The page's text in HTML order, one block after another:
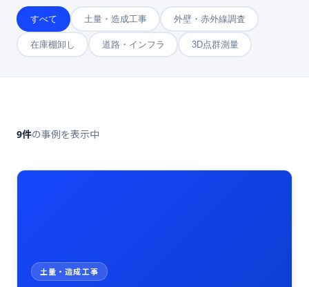
すべて 土量・造成工事 外壁・赤外線調査
在庫棚卸し 道路・インフラ 3D点群測量
9件の事例を表示中
土量・造成工事